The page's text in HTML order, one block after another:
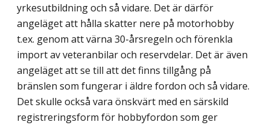
yrkesutbildning och så vidare. Det är därför
angeläget att hålla skatter nere på motorhobby
t.ex. genom att värna 30-årsregeln och förenkla
import av veteranbilar och reservdelar. Det är även
angeläget att se till att det finns tillgång på
bränslen som fungerar i äldre fordon och så vidare.
Det skulle också vara önskvärt med en särskild
registreringsform för hobbyfordon som ger